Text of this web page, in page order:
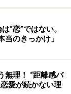
“恋”ではない。
当のきっかけ」
無理！ “距離感バ
愛が続かない理